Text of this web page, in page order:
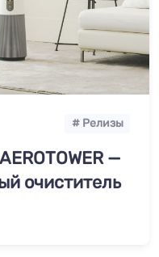
# Релизы
—
очиститель